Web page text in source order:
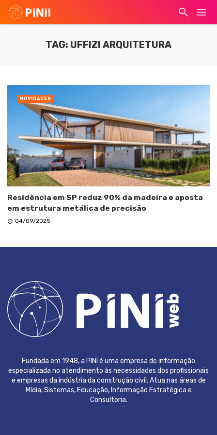
TAG: UFFIZI ARQUITETURA
Residência em SP reduz 90% da madeira e aposta
em estrutura metálica de precisão
04/09/2025
NOVIDADES
Fundada em 1948, a PINI é uma empresa de informação
especializada no atendimento às necessidades dos profissionais
e empresas da indústria da construção civil. Atua nas áreas de
Mídia, Sistemas, Educação, Informação Estratégica e
Consultoria.